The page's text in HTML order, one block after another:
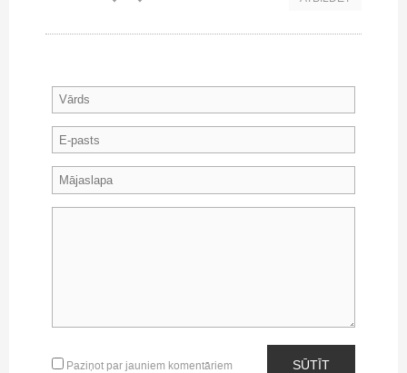
Paziņot par jauniem komentāriem SŪTĪT